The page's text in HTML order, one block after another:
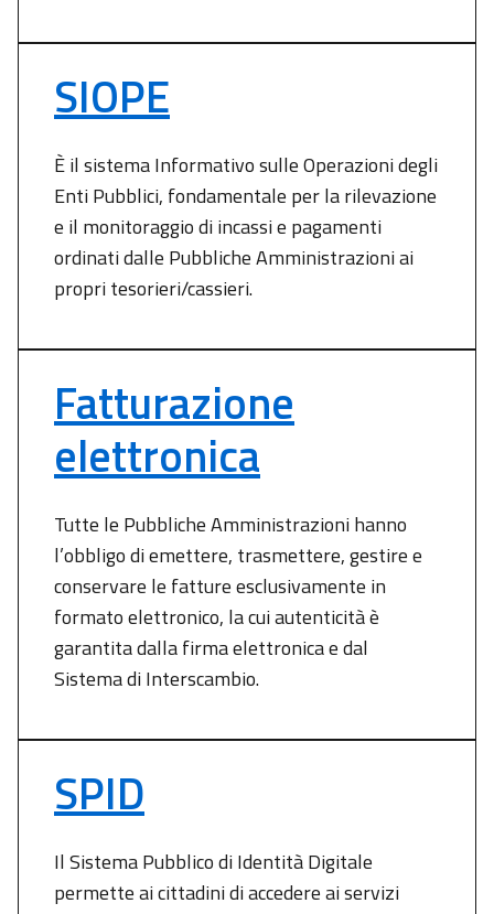
SIOPE
È il sistema Informativo sulle Operazioni degli
Enti Pubblici, fondamentale per la rilevazione
e il monitoraggio di incassi e pagamenti
ordinati dalle Pubbliche Amministrazioni ai
propri tesorieri/cassieri.
Fatturazione
elettronica
Tutte le Pubbliche Amministrazioni hanno
l’obbligo di emettere, trasmettere, gestire e
conservare le fatture esclusivamente in
formato elettronico, la cui autenticità è
garantita dalla firma elettronica e dal
Sistema di Interscambio.
SPID
Il Sistema Pubblico di Identità Digitale
permette ai cittadini di accedere ai servizi